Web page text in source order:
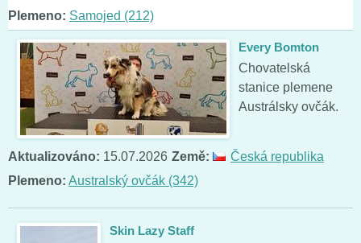
Plemeno: Samojed (212)
Every Bomton
Chovatelská
stanice plemene
Austrálsky ovčák.
Aktualizováno: 15.07.2026 Země:
Česká republika
Plemeno: Australský ovčák (342)
Skin Lazy Staff